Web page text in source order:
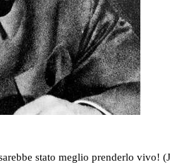
stato meglio prenderlo vivo!